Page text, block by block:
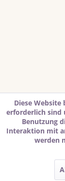
Diese
erforderlich sind
Benutzung
Interaktion mit
werden